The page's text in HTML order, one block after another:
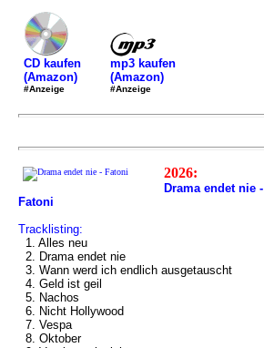
CD kaufen
(Amazon)
#Anzeige
mp3 kaufen
(Amazon)
#Anzeige
2026:
Drama endet nie -
Fatoni
Tracklisting:
1. Alles neu
2. Drama endet nie
3. Wann werd ich endlich ausgetauscht
4. Geld ist geil
5. Nachos
6. Nicht Hollywood
7. Vespa
8. Oktober